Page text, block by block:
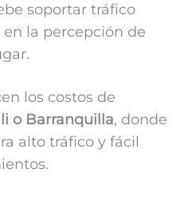
soportar tráfico
la percepción de
los costos de
o Barranquilla, donde
alto tráfico y fácil